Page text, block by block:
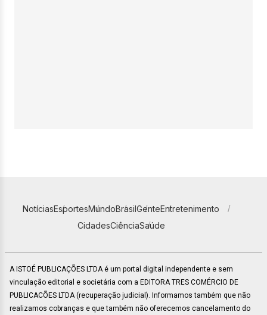
NotíciasEsportesMundoBrasilGenteEntretenimento
CidadesCiênciaSaúde
A ISTOÉ PUBLICAÇÕES LTDA é um portal digital independente e sem
vinculação editorial e societária com a EDITORA TRES COMÉRCIO DE
PUBLICACÕES LTDA (recuperação judicial). Informamos também que não
realizamos cobranças e que também não oferecemos cancelamento do